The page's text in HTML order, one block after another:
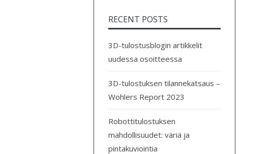
RECENT POSTS
3D-tulostusblogin artikkelit
uudessa osoitteessa
3D-tulostuksen tilannekatsaus –
Wohlers Report 2023
Robottitulostuksen
mahdollisuudet: väriä ja
pintakuviointia